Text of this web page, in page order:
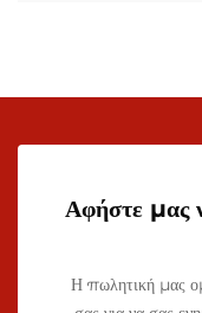
Αφήστε μας
Η πωλητική μας